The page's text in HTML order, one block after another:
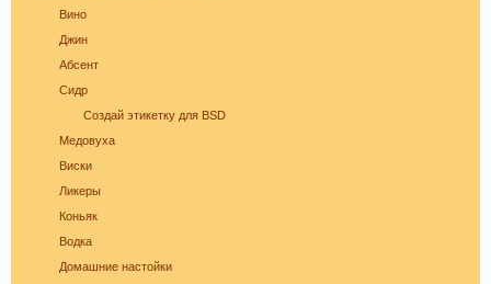
Пиво может оказать положительное действие
при сердечно-сосудистых заболеваниях и
служить средством их профилактики
Вино
Джин
Абсент
Сидр
Создай этикетку для BSD
Медовуха
Виски
Ликеры
Коньяк
Водка
Домашние настойки